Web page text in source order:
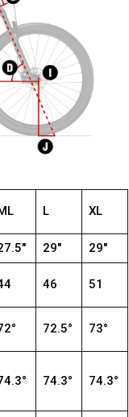
L XL
29″ 29″
46 51
72.5° 73°
74.3° 74.3°